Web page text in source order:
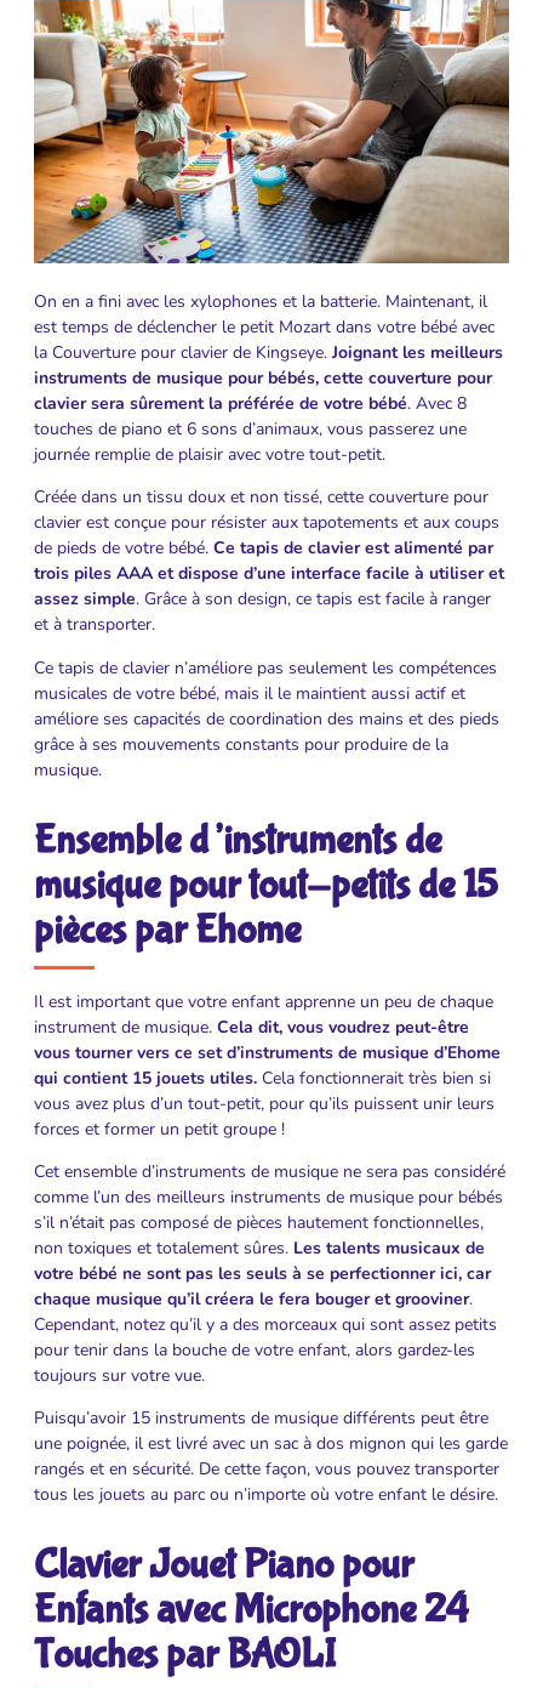
On en a fini avec les xylophones et la batterie. Maintenant, il
est temps de déclencher le petit Mozart dans votre bébé avec
la Couverture pour clavier de Kingseye.Joignant les meilleurs
instruments de musique pour bébés, cette couverture pour
clavier sera sûrement la préférée de votre bébé. Avec 8
touches de piano et 6 sons d’animaux, vous passerez une
journée remplie de plaisir avec votre tout-petit.
Créée dans un tissu doux et non tissé, cette couverture pour
clavier est conçue pour résister aux tapotements et aux coups
de pieds de votre bébé. Ce tapis de clavier est alimenté par
trois piles AAA et dispose d’une interface facile à utiliser et
assez simple. Grâce à son design, ce tapis est facile à ranger
et à transporter.
Ce tapis de clavier n’améliore pas seulement les compétences
musicales de votre bébé, mais il le maintient aussi actif et
améliore ses capacités de coordination des mains et des pieds
grâce à ses mouvements constants pour produire de la
musique.
Ensemble d’instruments de
musique pour tout-petits de 15
pièces par Ehome
Il est important que votre enfant apprenne un peu de chaque
instrument de musique. Cela dit, vous voudrez peut-être
vous tourner vers ce set d’instruments de musique d’Ehome
qui contient 15 jouets utiles. Cela fonctionnerait très bien si
vous avez plus d’un tout-petit, pour qu’ils puissent unir leurs
forces et former un petit groupe !
Cet ensemble d’instruments de musique ne sera pas considéré
comme l’un des meilleurs instruments de musique pour bébés
s’il n’était pas composé de pièces hautement fonctionnelles,
non toxiques et totalement sûres. Les talents musicaux de
votre bébé ne sont pas les seuls à se perfectionner ici, car
chaque musique qu’il créera le fera bouger et grooviner.
Cependant, notez qu’il y a des morceaux qui sont assez petits
pour tenir dans la bouche de votre enfant, alors gardez-les
toujours sur votre vue.
Puisqu’avoir 15 instruments de musique différents peut être
une poignée, il est livré avec un sac à dos mignon qui les garde
rangés et en sécurité. De cette façon, vous pouvez transporter
tous les jouets au parc ou n’importe où votre enfant le désire.
Clavier Jouet Piano pour
Enfants avec Microphone 24
Touches par BAOLI